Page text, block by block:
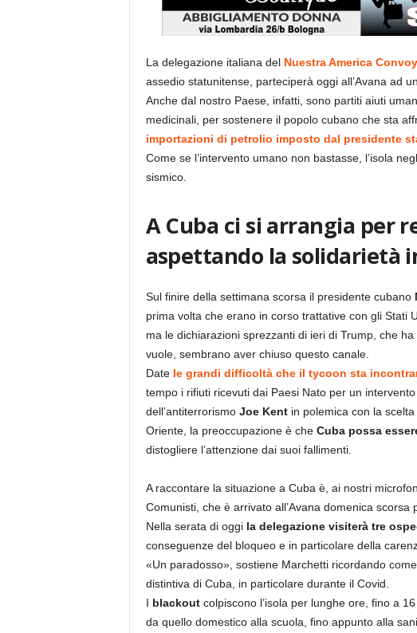
La delegazione italiana del Nuestra America Convoy
assedio statunitense, parteciperà oggi all’Avana ad
Anche dal nostro Paese, infatti, sono partiti aiuti
medicinali, per sostenere il popolo cubano che sta
importazioni di petrolio imposto dal presidente
Come se l’intervento umano non bastasse, l’isola
sismico.
A Cuba ci si arrangia per
aspettando la solidarietà
Sul finire della settimana scorsa il presidente cubano
prima volta che erano in corso trattative con gli Stati
ma le dichiarazioni sprezzanti di ieri di Trump, che
vuole, sembrano aver chiuso questo canale.
Datele grandi difficoltà che il tycoon sta
tempo i rifiuti ricevuti dai Paesi Nato per un
dell’antiterrorismo Joe Kentin polemica con la
Oriente, la preoccupazione è che Cuba possa
distogliere l’attenzione dai suoi fallimenti.
A raccontare la situazione a Cuba è, ai nostri
Comunisti, che è arrivato all’Avana domenica scorsa
Nella serata di oggila delegazione visiterà tre
conseguenze del bloqueo e in particolare della
«Un paradosso», sostiene Marchetti ricordando
distintiva di Cuba, in particolare durante il Covid.
I blackoutcolpiscono l’isola per lunghe ore, fino a
da quello domestico alla scuola, fino appunto alla